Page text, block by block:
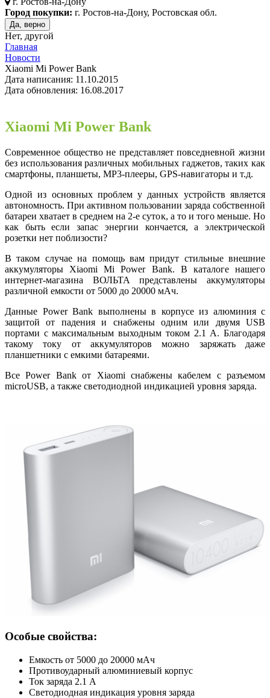
Город покупки: г. Ростов-на-Дону, Ростовская обл.
Да, верно
Нет, другой
Главная
Новости
Xiaomi Mi Power Bank
Дата написания: 11.10.2015
Дата обновления: 16.08.2017
Xiaomi Mi Power Bank
Современное общество не представляет повседневной жизни
без использования различных мобильных гаджетов, таких как
смартфоны, планшеты, MP3-плееры, GPS-навигаторы и т.д.
Одной из основных проблем у данных устройств является
автономность. При активном пользовании заряда собственной
батареи хватает в среднем на 2-е суток, а то и того меньше. Но
как быть если запас энергии кончается, а электрической
розетки нет поблизости?
В таком случае на помощь вам придут стильные внешние
аккумуляторы Xiaomi Mi Power Bank. В каталоге нашего
интернет-магазина ВОЛЬТА представлены аккумуляторы
различной емкости от 5000 до 20000 мАч.
Данные Power Bank выполнены в корпусе из алюминия с
защитой от падения и снабжены одним или двумя USB
портами с максимальным выходным током 2.1 А. Благодаря
такому току от аккумуляторов можно заряжать даже
планшетники с емкими батареями.
Все Power Bank от Xiaomi снабжены кабелем с разъемом
microUSB, а также светодиодной индикацией уровня заряда.
Особые свойства:
Емкость от 5000 до 20000 мАч
Противоударный алюминиевый корпус
Ток заряда 2.1 А
Светодиодная индикация уровня заряда